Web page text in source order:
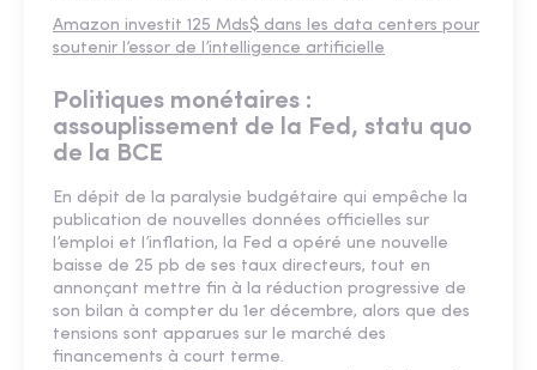
Amazon investit 125 Mds$ dans les data centers pour
soutenir l’essor de l’intelligence artificielle
Politiques monétaires :
assouplissement de la Fed, statu quo
de la BCE
En dépit de la paralysie budgétaire qui empêche la
publication de nouvelles données officielles sur
l’emploi et l’inflation, la Fed a opéré une nouvelle
baisse de 25 pb de ses taux directeurs, tout en
annonçant mettre fin à la réduction progressive de
son bilan à compter du 1er décembre, alors que des
tensions sont apparues sur le marché des
financements à court terme.